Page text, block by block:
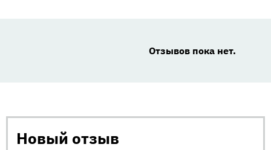
Отзывов пока нет.
Новый отзыв